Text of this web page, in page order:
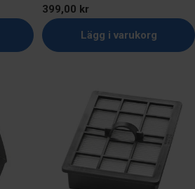
Ordinarie
pris
399,00 kr
Lägg i varukorg